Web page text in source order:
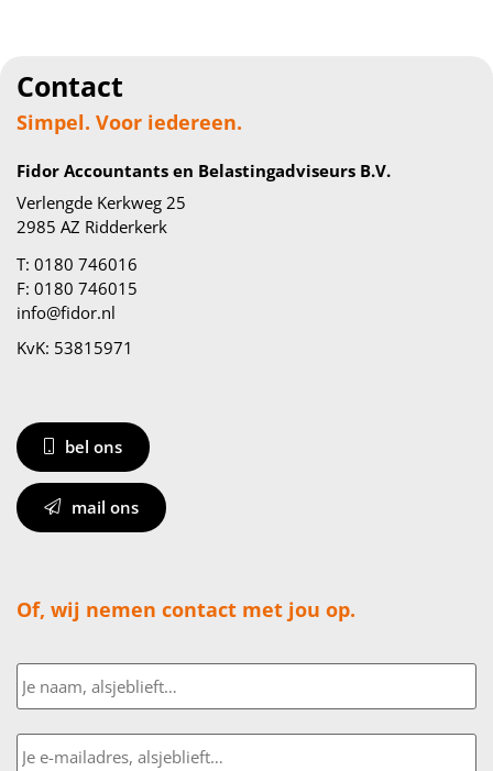
Contact
Simpel. Voor iedereen.
Fidor Accountants en Belastingadviseurs B.V.
Verlengde Kerkweg 25
2985 AZ Ridderkerk
T: 0180 746016
F: 0180 746015
info@fidor.nl
KvK: 53815971
bel ons
mail ons
Of, wij nemen contact met jou op.
Naam
E-
mailadres